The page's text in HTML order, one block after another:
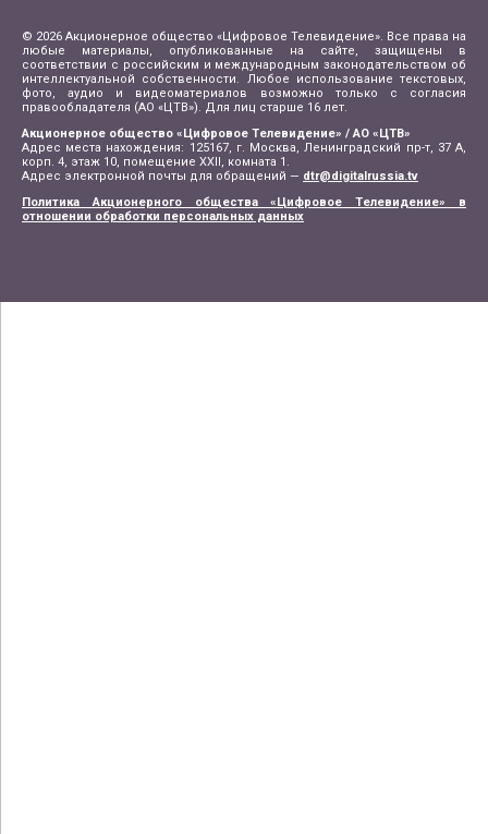
© 2026 Акционерное общество «Цифровое Телевидение». Все права на
любые материалы, опубликованные на сайте, защищены в
соответствии с российским и международным законодательством об
интеллектуальной собственности. Любое использование текстовых,
фото, аудио и видеоматериалов возможно только с согласия
правообладателя (АО «ЦТВ»). Для лиц старше 16 лет.
Акционерное общество «Цифровое Телевидение» / АО «ЦТВ»
Адрес места нахождения: 125167, г. Москва, Ленинградский пр-т, 37 А,
корп. 4, этаж 10, помещение XXII, комната 1.
Адрес электронной почты для обращений — dtr@digitalrussia.tv
Политика Акционерного общества «Цифровое Телевидение» в
отношении обработки персональных данных